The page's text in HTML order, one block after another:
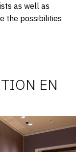
as well as
the possibilities
EN